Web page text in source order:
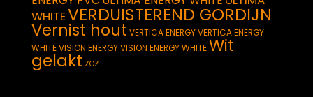
WHITEVERDUISTEREND GORDIJN
Vernist hout VERTICA ENERGYVERTICA ENERGY
WHITEVISION ENERGYVISION ENERGY WHITEWit
gelakt ZOZ